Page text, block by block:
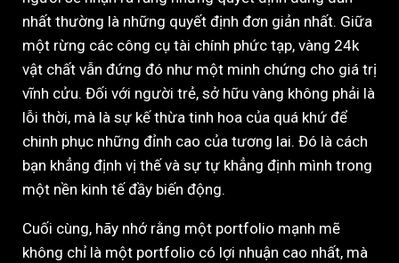
nhất thường là những quyết định đơn giản nhất. Giữa
một rừng các công cụ tài chính phức tạp, vàng 24k
vật chất vẫn đứng đó như một minh chứng cho giá trị
vĩnh cửu. Đối với người trẻ, sở hữu vàng không phải là
lỗi thời, mà là sự kế thừa tinh hoa của quá khứ để
chinh phục những đỉnh cao của tương lai. Đó là cách
bạn khẳng định vị thế và sự tự khẳng định mình trong
một nền kinh tế đầy biến động.
Cuối cùng, hãy nhớ rằng một portfolio mạnh mẽ
không chỉ là một portfolio có lợi nhuận cao nhất, mà